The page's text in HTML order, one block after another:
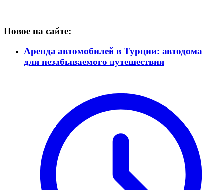
Новое на сайте:
Аренда автомобилей в Турции: автодома
для незабываемого путешествия